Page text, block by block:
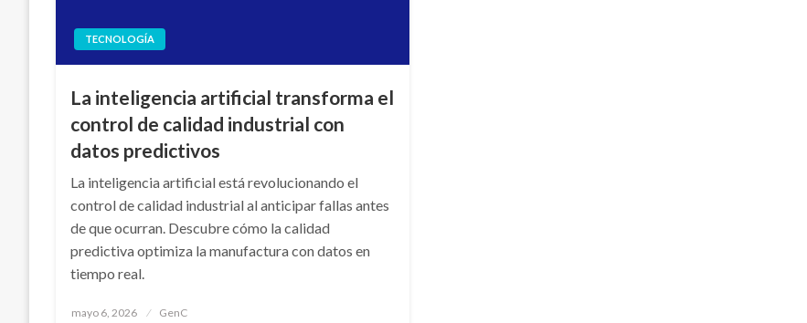
TECNOLOGÍA
La inteligencia artificial transforma el
control de calidad industrial con
datos predictivos
La inteligencia artificial está revolucionando el
control de calidad industrial al anticipar fallas antes
de que ocurran. Descubre cómo la calidad
predictiva optimiza la manufactura con datos en
tiempo real.
Publicado
mayo 6, 2026 GenC